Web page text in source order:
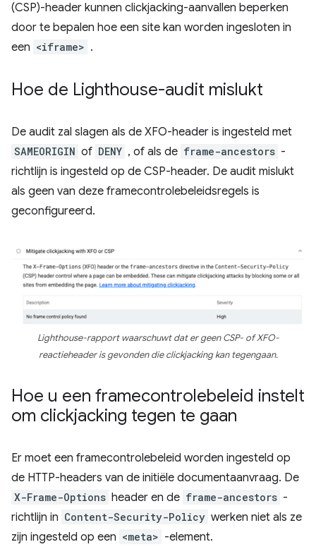
(CSP)-header kunnen clickjacking-aanvallen beperken
door te bepalen hoe een site kan worden ingesloten in
een <iframe> .
Hoe de Lighthouse-audit mislukt
De audit zal slagen als de XFO-header is ingesteld met
SAMEORIGIN of DENY , of als de frame-ancestors -
richtlijn is ingesteld op de CSP-header. De audit mislukt
als geen van deze framecontrolebeleidsregels is
geconfigureerd.
Lighthouse-rapport waarschuwt dat er geen CSP- of XFO-
reactieheader is gevonden die clickjacking kan tegengaan.
Hoe u een framecontrolebeleid instelt
om clickjacking tegen te gaan
Er moet een framecontrolebeleid worden ingesteld op
de HTTP-headers van de initiële documentaanvraag. De
X-Frame-Options header en de frame-ancestors -
richtlijn in Content-Security-Policy werken niet als ze
zijn ingesteld op een <meta> -element.